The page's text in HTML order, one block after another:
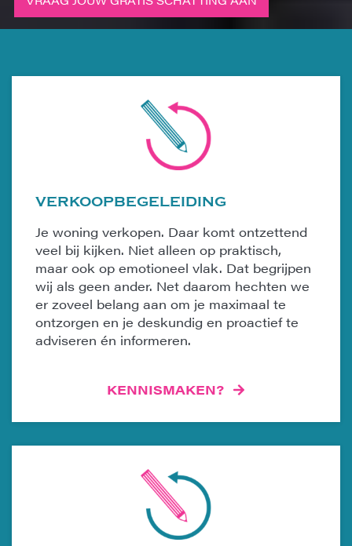
VERKOOPBEGELEIDING
Je woning verkopen. Daar komt ontzettend
veel bij kijken. Niet alleen op praktisch,
maar ook op emotioneel vlak. Dat begrijpen
wij als geen ander. Net daarom hechten we
er zoveel belang aan om je maximaal te
ontzorgen en je deskundig en proactief te
adviseren én informeren.
KENNISMAKEN?